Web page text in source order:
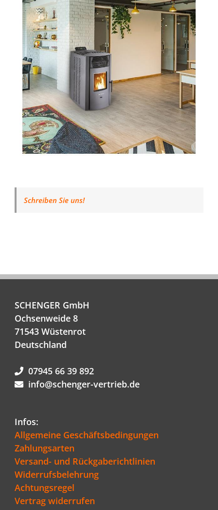
Schreiben Sie uns!
SCHENGER GmbH
Ochsenweide 8
71543 Wüstenrot
Deutschland
07945 66 39 892
info@schenger-vertrieb.de
Infos:
Allgemeine Geschäftsbedingungen
Zahlungsarten
Versand- und Rückgaberichtlinien
Widerrufsbelehrung
Achtungsregel
Vertrag widerrufen